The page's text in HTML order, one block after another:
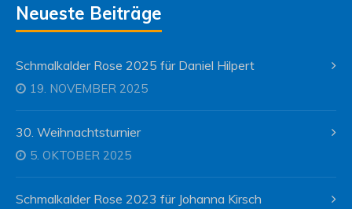
Neueste Beiträge
Schmalkalder Rose 2025 für Daniel Hilpert
19. NOVEMBER 2025
30. Weihnachtsturnier
5. OKTOBER 2025
Schmalkalder Rose 2023 für Johanna Kirsch